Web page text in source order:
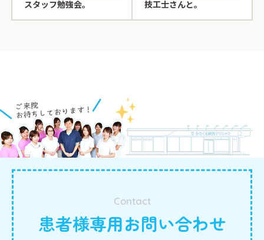
スタッフ勉強会。 技工士さんと。
Contact
患者様専用お問い合わせ